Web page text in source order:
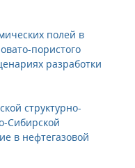
полей в
пористого
разработки
структурно-
Сибирской
в нефтегазовой